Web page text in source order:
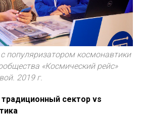
популяризатором космонавтики
«Космический рейс»
2019 г.
сектор vs